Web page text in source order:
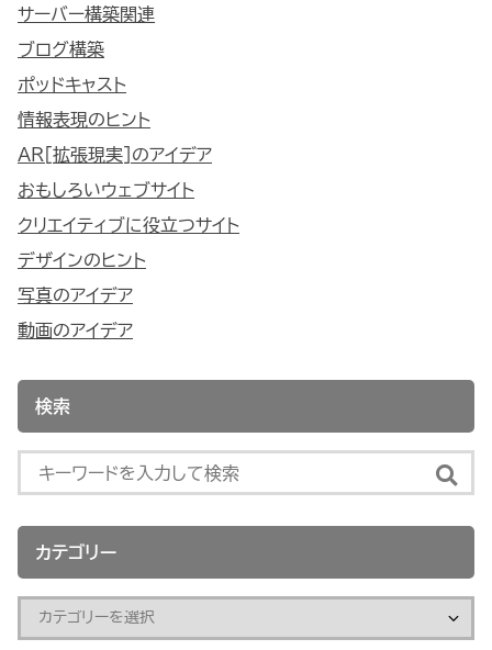
サーバー構築関連
ブログ構築
ポッドキャスト
情報表現のヒント
AR[拡張現実]のアイデア
おもしろいウェブサイト
クリエイティブに役立つサイト
デザインのヒント
写真のアイデア
動画のアイデア
検索
カテゴリー